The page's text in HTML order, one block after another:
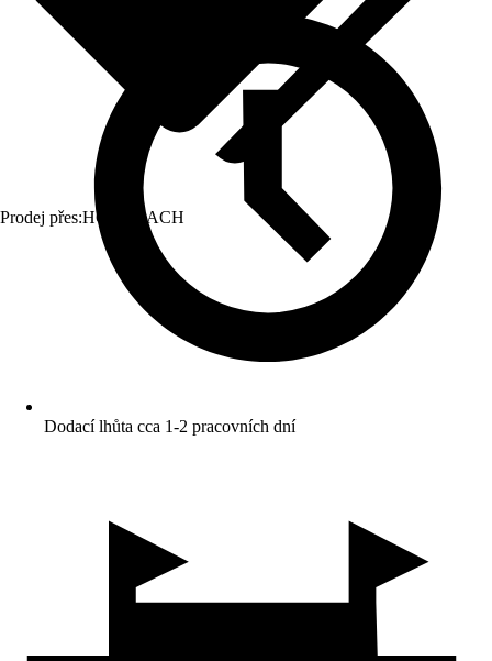
Prodej přes:HORNBACH
Dodací lhůta cca 1-2 pracovních dní